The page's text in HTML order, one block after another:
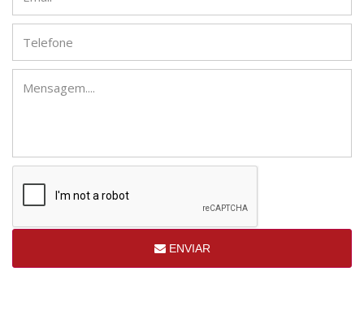
ENVIAR